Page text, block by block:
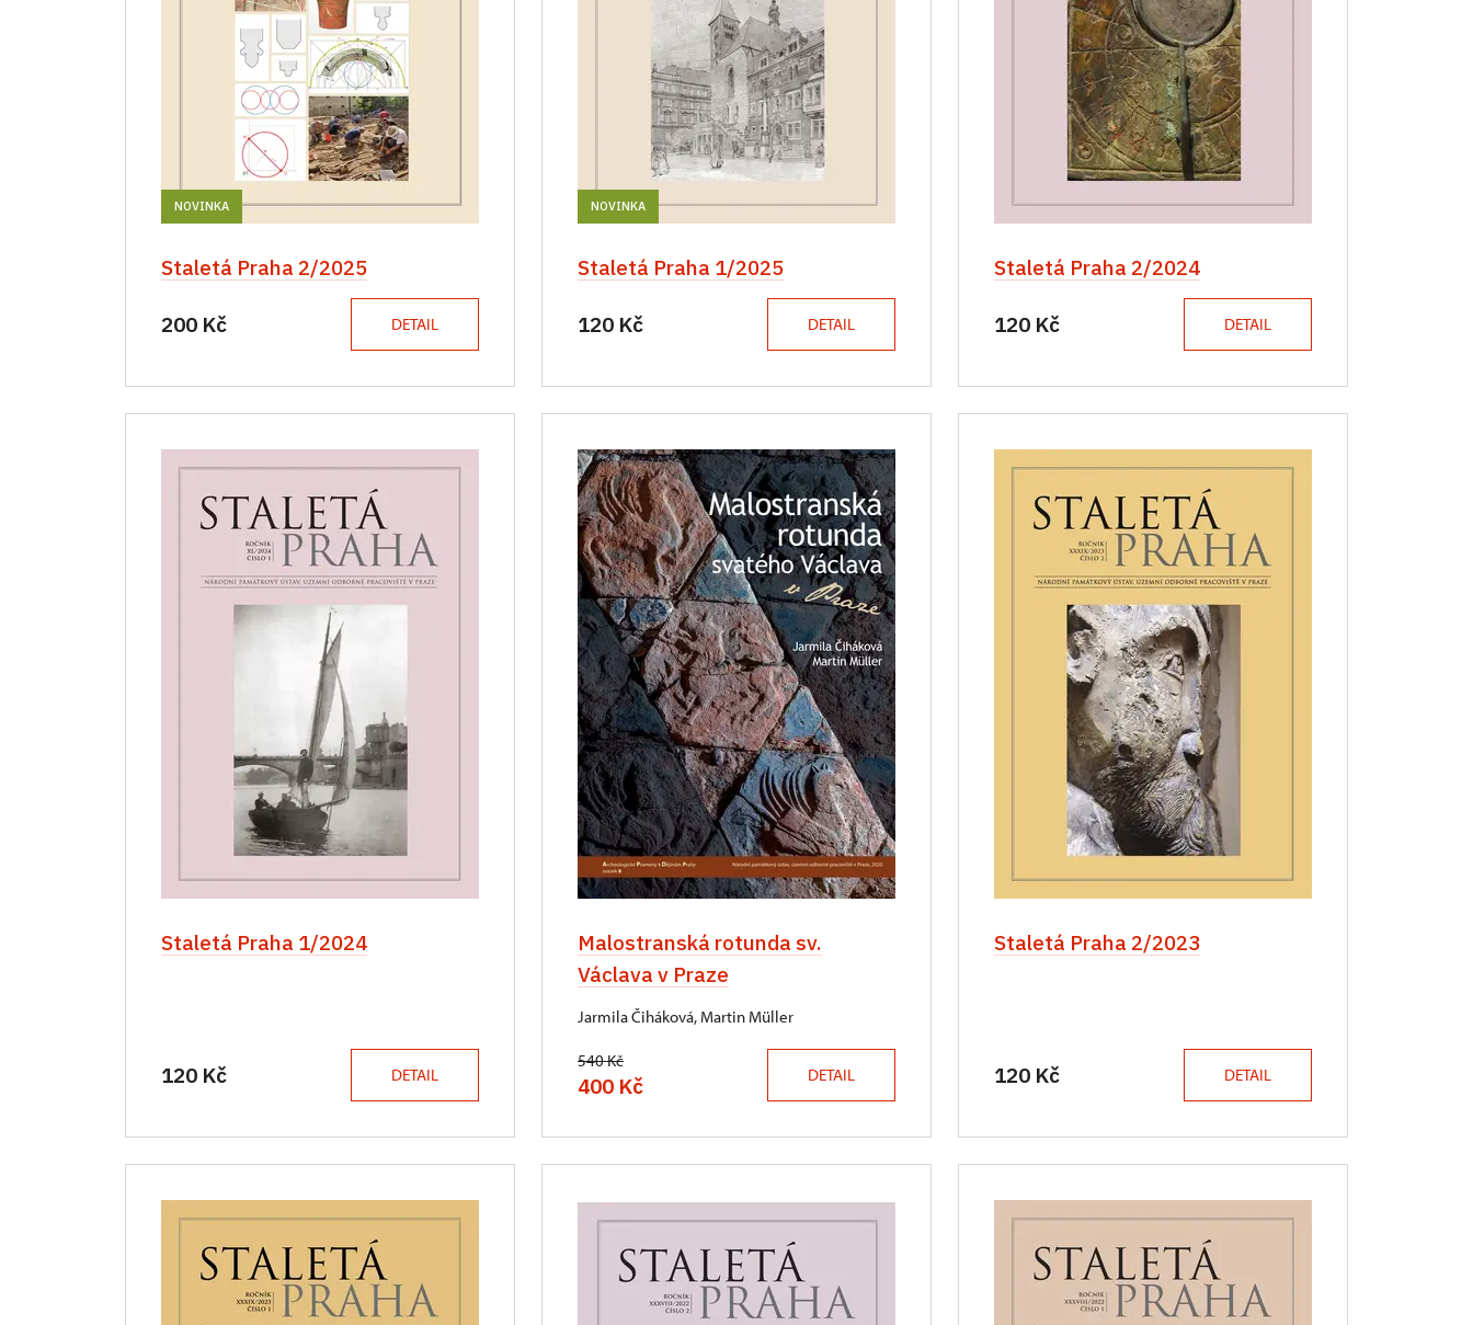
NOVINKA
Staletá Praha 2/2025
200 Kč DETAIL
NOVINKA
Staletá Praha 1/2025
120 Kč DETAIL
Staletá Praha 2/2024
120 Kč DETAIL
Staletá Praha 1/2024
120 Kč DETAIL
Malostranská rotunda sv.
Václava v Praze
Jarmila Čiháková, Martin Müller
540 Kč
400 Kč DETAIL
Staletá Praha 2/2023
120 Kč DETAIL